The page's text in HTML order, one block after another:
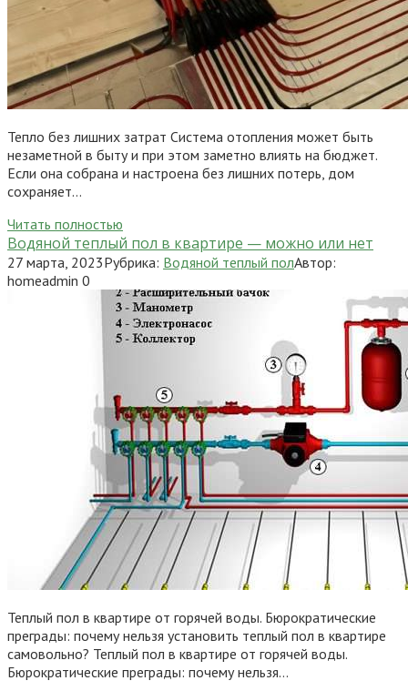
Тепло без лишних затрат Система отопления может быть
незаметной в быту и при этом заметно влиять на бюджет.
Если она собрана и настроена без лишних потерь, дом
сохраняет…
Читать полностью
Водяной теплый пол в квартире — можно или нет
27 марта, 2023Рубрика: Водяной теплый полАвтор:
homeadmin 0
Теплый пол в квартире от горячей воды. Бюрократические
преграды: почему нельзя установить теплый пол в квартире
самовольно? Теплый пол в квартире от горячей воды.
Бюрократические преграды: почему нельзя…